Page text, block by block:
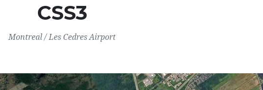
CSS3
Montreal / Les Cedres Airport